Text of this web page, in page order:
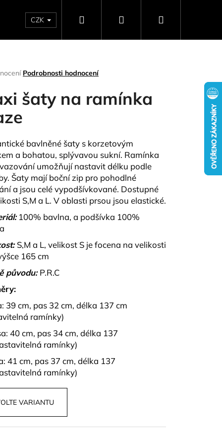
NAPIŠTE NÁM DÁRKOVÉ POUKAZY
CZK Hledat PřihlášeníNákupní
Podrobnosti hodnocení
šaty na ramínka
bavlněné šaty s korzetovým
a bohatou, splývavou sukní. Ramínka
umožňují nastavit délku podle
Šaty mají boční zip pro pohodlné
a jsou celé vypodšívkované. Dostupné
S,M a L. V oblasti prsou jsou elastické.
100% bavlna, a podšívka 100%
S,M a L, velikost S je focena na velikosti
165 cm
původu:P.R.C
39 cm, pas 32 cm, délka 137 cm
ramínky)
40 cm, pas 34 cm, délka 137
ramínky)
41 cm, pas 37 cm, délka 137
ramínky)
VARIANTU
Následující
A KALHOT S